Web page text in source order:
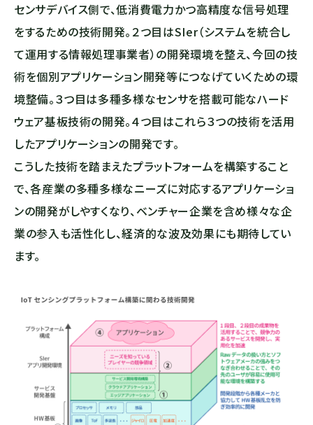
センサデバイス側で、低消費電力かつ高精度な信号処理
をするための技術開発。２つ目はSIer（システムを統合し
て運用する情報処理事業者）の開発環境を整え、今回の技
術を個別アプリケーション開発等につなげていくための環
境整備。３つ目は多種多様なセンサを搭載可能なハード
ウェア基板技術の開発。４つ目はこれら３つの技術を活用
したアプリケーションの開発です。
こうした技術を踏まえたプラットフォームを構築すること
で、各産業の多種多様なニーズに対応するアプリケーショ
ンの開発がしやすくなり、ベンチャー企業を含め様々な企
業の参入も活性化し、経済的な波及効果にも期待してい
ます。